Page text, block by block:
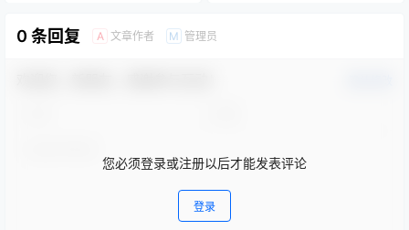
0 条回复 A 文章作者 M 管理员
您必须登录或注册以后才能发表评论
登录